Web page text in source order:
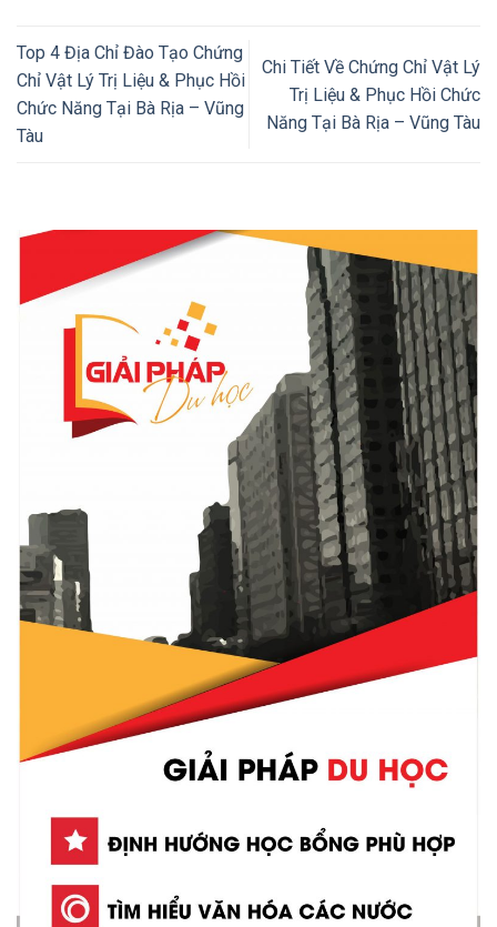
Top 4 Địa Chỉ Đào Tạo Chứng
Chỉ Vật Lý Trị Liệu & Phục Hồi
Chức Năng Tại Bà Rịa – Vũng
Tàu
Chi Tiết Về Chứng Chỉ Vật Lý
Trị Liệu & Phục Hồi Chức
Năng Tại Bà Rịa – Vũng Tàu